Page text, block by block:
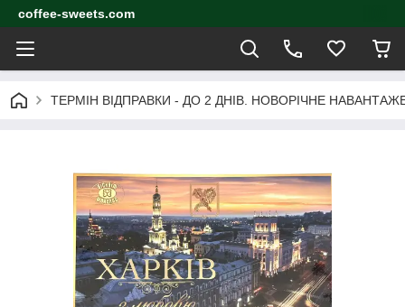
coffee-sweets.com
ТЕРМІН ВІДПРАВКИ - ДО 2 ДНІВ. НОВОРІЧНЕ